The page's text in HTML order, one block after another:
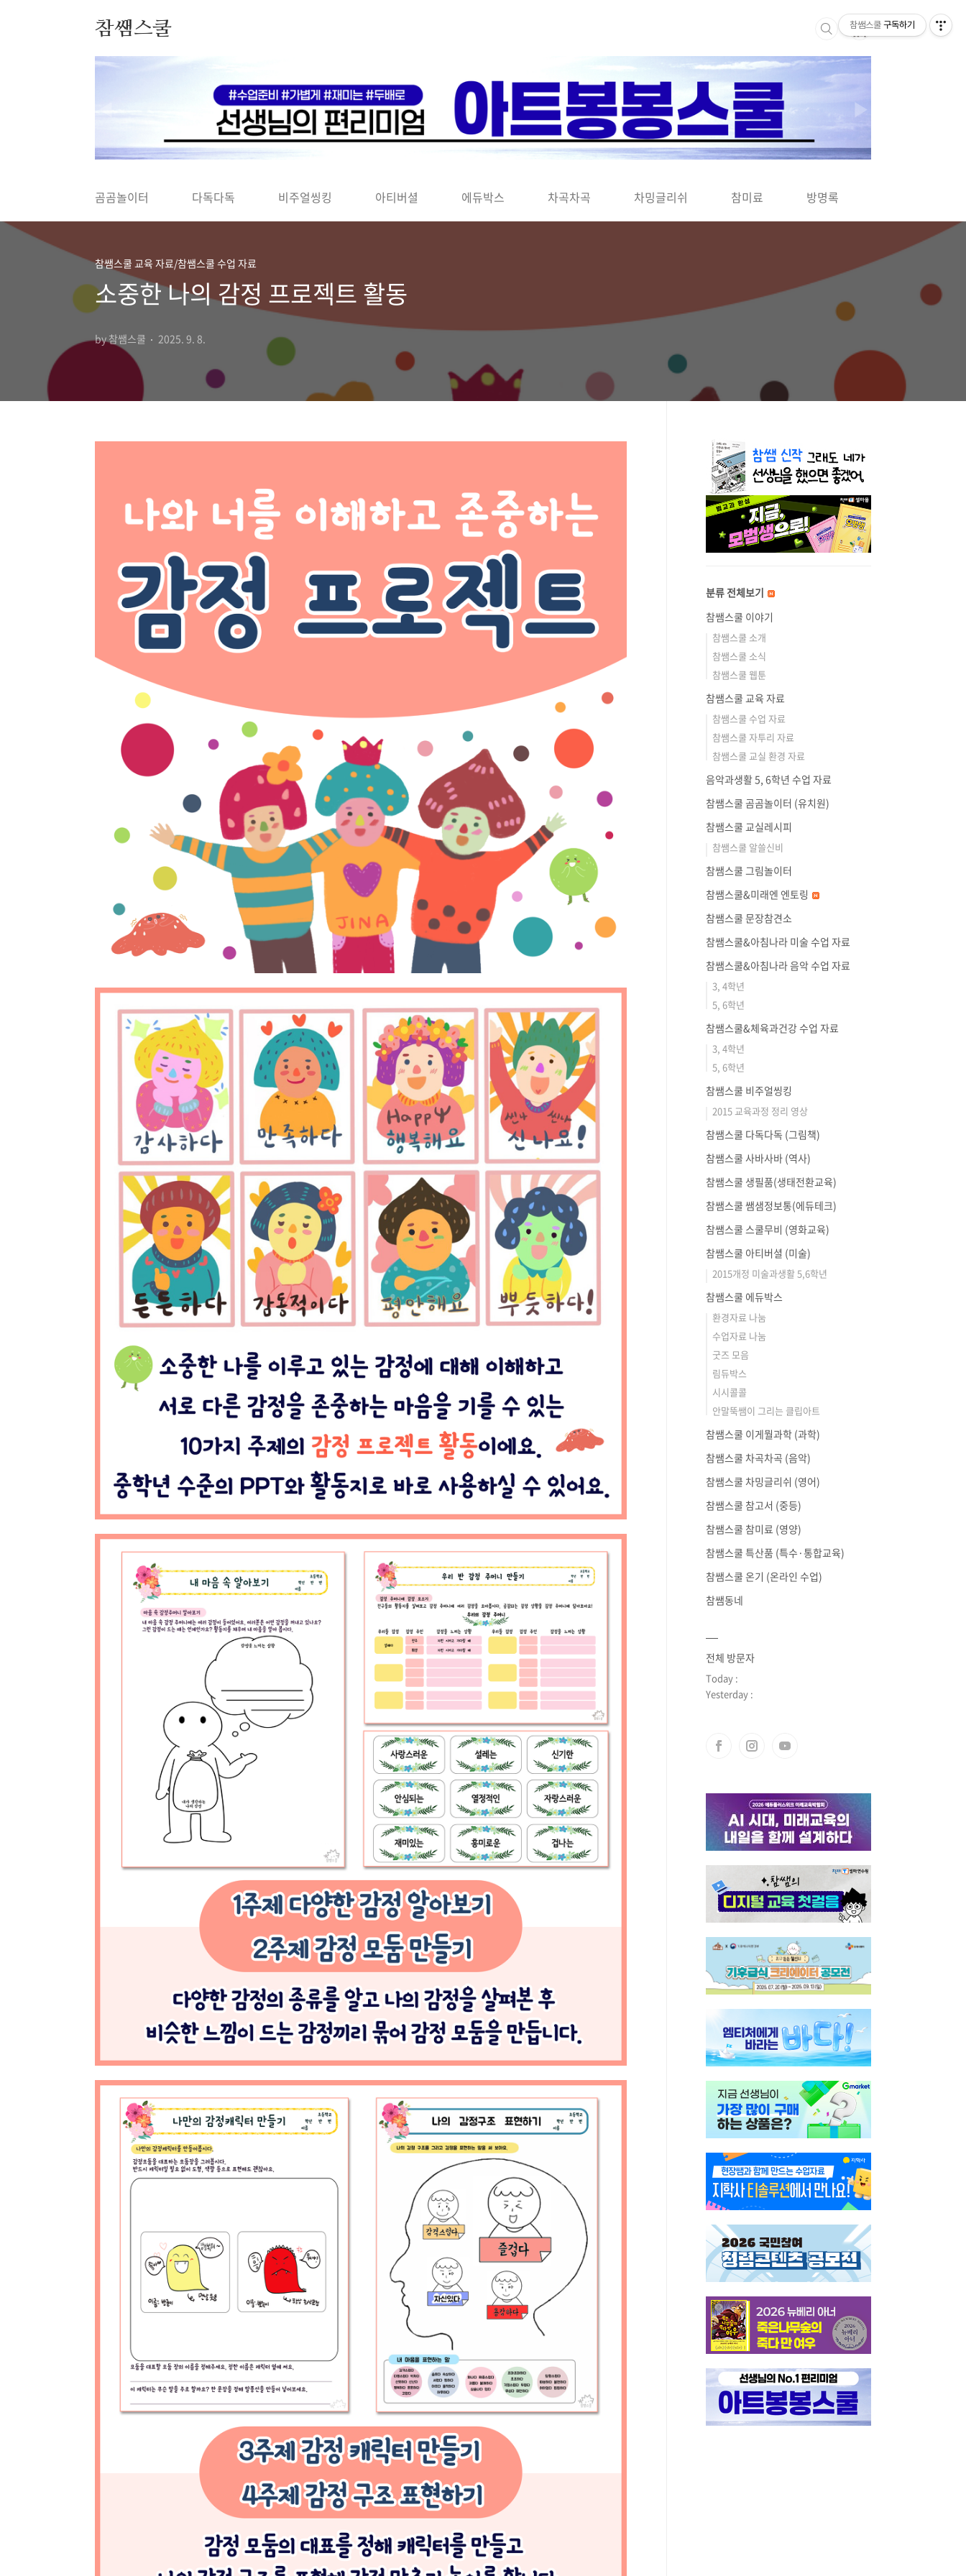
참쌤스쿨
◀ ▶
곰곰놀이터 다독다독 비주얼씽킹 아티버셜 에듀박스 차곡차곡 차밍글리쉬 참미료 방명록
참쌤스쿨 교육 자료/참쌤스쿨 수업 자료
소중한 나의 감정 프로젝트 활동
by 참쌤스쿨 2025. 9. 8.
분류 전체보기
참쌤스쿨 이야기
참쌤스쿨 소개
참쌤스쿨 소식
참쌤스쿨 웹툰
참쌤스쿨 교육 자료
참쌤스쿨 수업 자료
참쌤스쿨 자투리 자료
참쌤스쿨 교실 환경 자료
음악과생활 5, 6학년 수업 자료
참쌤스쿨 곰곰놀이터 (유치원)
참쌤스쿨 교실레시피
참쌤스쿨 알쓸신비
참쌤스쿨 그림놀이터
참쌤스쿨&미래엔 엔토링
참쌤스쿨 문장참견소
참쌤스쿨&아침나라 미술 수업 자료
참쌤스쿨&아침나라 음악 수업 자료
3, 4학년
5, 6학년
참쌤스쿨&체육과건강 수업 자료
3, 4학년
5, 6학년
참쌤스쿨 비주얼씽킹
2015 교육과정 정리 영상
참쌤스쿨 다독다독 (그림책)
참쌤스쿨 사바사바 (역사)
참쌤스쿨 생필품(생태전환교육)
참쌤스쿨 쌤샘정보통(에듀테크)
참쌤스쿨 스쿨무비 (영화교육)
참쌤스쿨 아티버셜 (미술)
2015개정 미술과생활 5,6학년
참쌤스쿨 에듀박스
환경자료 나눔
수업자료 나눔
굿즈 모음
림듀박스
시시콜콜
안말뚝쌤이 그리는 클립아트
참쌤스쿨 이게뭘과학 (과학)
참쌤스쿨 차곡차곡 (음악)
참쌤스쿨 차밍글리쉬 (영어)
참쌤스쿨 참고서 (중등)
참쌤스쿨 참미료 (영양)
참쌤스쿨 특산품 (특수·통합교육)
참쌤스쿨 온기 (온라인 수업)
참쌤동네
전체 방문자
Today :
Yesterday :
참쌤스쿨 구독하기